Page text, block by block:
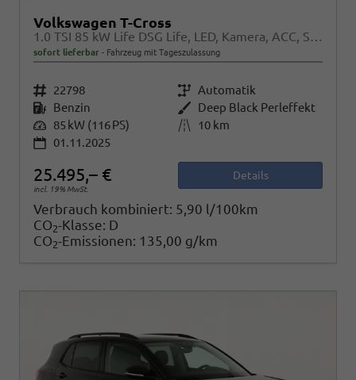
Volkswagen T-Cross
1.0 TSI 85 kW Life DSG Life, LED, Kamera, ACC, Side, Winter, 17-Zoll, 3-J. Garantie
sofort lieferbar Fahrzeug mit Tageszulassung
Fahrzeugnr. 22798 Getriebe Automatik
Kraftstoff Benzin Außenfarbe Deep Black Perleffekt
Leistung 85 kW (116 PS) Kilometerstand
10 km
01.11.2025
25.495,– €
incl. 19% MwSt.
Details
Verbrauch kombiniert: 5,90 l/100km
CO2-Klasse: D
CO2-Emissionen: 135,00 g/km